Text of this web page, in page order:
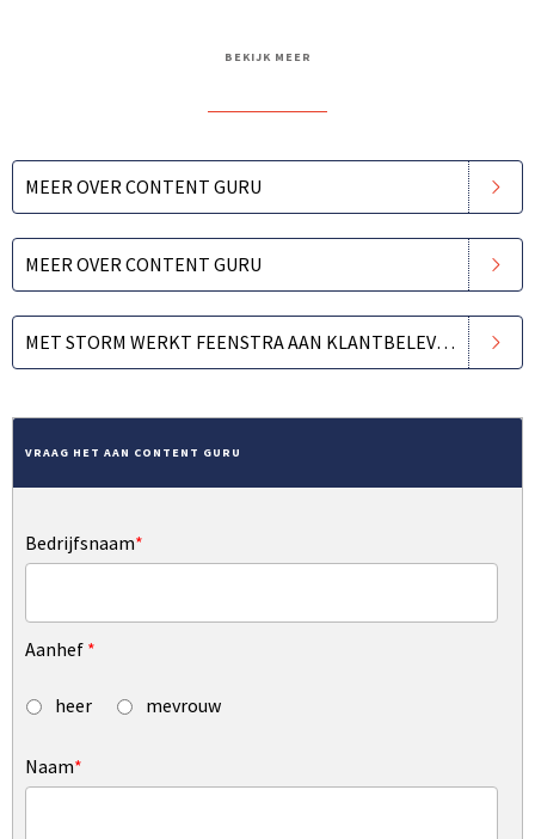
BEKIJK MEER
MEER OVER CONTENT GURU
MEER OVER CONTENT GURU
MET STORM WERKT FEENSTRA AAN KLANTBELEVING
VRAAG HET AAN CONTENT GURU
Bedrijfsnaam*
Aanhef *
heer mevrouw
Naam*